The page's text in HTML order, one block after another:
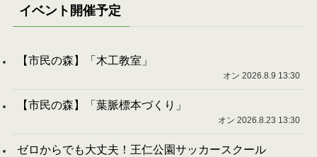
イベント開催予定
【市民の森】「木工教室」
オン 2026.8.9 13:30
【市民の森】「葉脈標本づくり」
オン 2026.8.23 13:30
ゼロからでも大丈夫！王仁公園サッカースクール